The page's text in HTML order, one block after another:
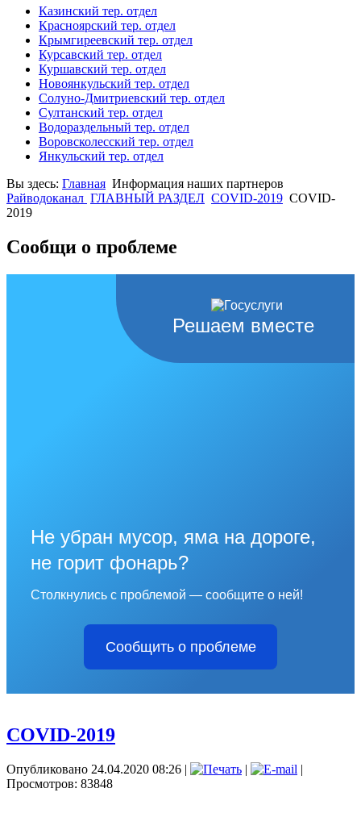
Казинский тер. отдел
Красноярский тер. отдел
Крымгиреевский тер. отдел
Курсавский тер. отдел
Куршавский тер. отдел
Новоянкульский тер. отдел
Солуно-Дмитриевский тер. отдел
Султанский тер. отдел
Водораздельный тер. отдел
Воровсколесский тер. отдел
Янкульский тер. отдел
Вы здесь: Главная Информация наших партнеров
Райводоканал ГЛАВНЫЙ РАЗДЕЛ COVID-2019 COVID-
2019
Сообщи о проблеме
Решаем вместе
Не убран мусор, яма на дороге,
не горит фонарь?
Столкнулись с проблемой — сообщите о ней!
Сообщить о проблеме
COVID-2019
Опубликовано 24.04.2020 08:26 | |
|
Просмотров: 83848